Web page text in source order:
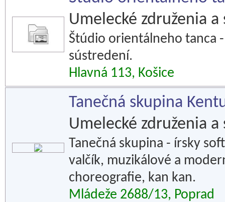
Umelecké združenia a
Štúdio orientálneho tanca
sústredení.
Hlavná 113, Košice
Tanečná skupina
Umelecké združenia a
Tanečná skupina - írsky
valčík, muzikálové a
choreografie, kan kan.
Mládeže 2688/13, Poprad